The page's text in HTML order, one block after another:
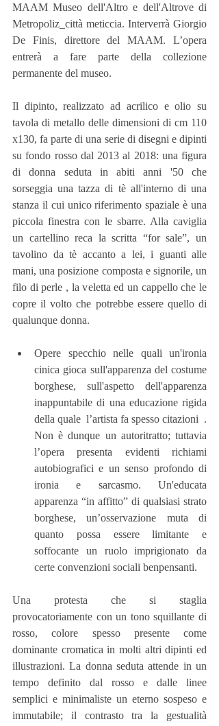
MAAM Museo dell'Altro e dell'Altrove di
Metropoliz_città meticcia. Interverrà Giorgio
De Finis, direttore del MAAM. L’opera
entrerà a fare parte della collezione
permanente del museo.
Il dipinto, realizzato ad acrilico e olio su
tavola di metallo delle dimensioni di cm 110
x130, fa parte di una serie di disegni e dipinti
su fondo rosso dal 2013 al 2018: una figura
di donna seduta in abiti anni '50 che
sorseggia una tazza di tè all'interno di una
stanza il cui unico riferimento spaziale è una
piccola finestra con le sbarre. Alla caviglia
un cartellino reca la scritta “for sale”, un
tavolino da tè accanto a lei, i guanti alle
mani, una posizione composta e signorile, un
filo di perle , la veletta ed un cappello che le
copre il volto che potrebbe essere quello di
qualunque donna.
Opere specchio nelle quali un'ironia
cinica gioca sull'apparenza del costume
borghese, sull'aspetto dell'apparenza
inappuntabile di una educazione rigida
della quale  l’artista fa spesso citazioni  .
Non è dunque un autoritratto; tuttavia
l’opera presenta evidenti richiami
autobiografici e un senso profondo di
ironia e sarcasmo. Un'educata
apparenza “in affitto” di qualsiasi strato
borghese, un’osservazione muta di
quanto possa essere limitante e
soffocante un ruolo imprigionato da
certe convenzioni sociali benpensanti.
Una protesta che si staglia
provocatoriamente con un tono squillante di
rosso, colore spesso presente come
dominante cromatica in molti altri dipinti ed
illustrazioni. La donna seduta attende in un
tempo definito dal rosso e dalle linee
semplici e minimaliste un eterno sospeso e
immutabile; il contrasto tra la gestualità